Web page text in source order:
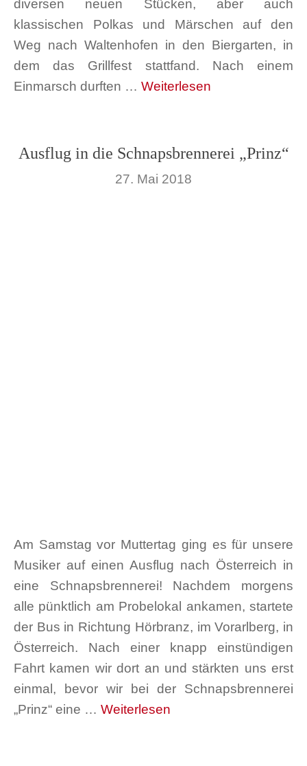
diversen neuen Stücken, aber auch
klassischen Polkas und Märschen auf den
Weg nach Waltenhofen in den Biergarten, in
dem das Grillfest stattfand. Nach einem
Einmarsch durften … Weiterlesen
Ausflug in die Schnapsbrennerei „Prinz“
27. Mai 2018
Am Samstag vor Muttertag ging es für unsere
Musiker auf einen Ausflug nach Österreich in
eine Schnapsbrennerei! Nachdem morgens
alle pünktlich am Probelokal ankamen, startete
der Bus in Richtung Hörbranz, im Vorarlberg, in
Österreich. Nach einer knapp einstündigen
Fahrt kamen wir dort an und stärkten uns erst
einmal, bevor wir bei der Schnapsbrennerei
„Prinz“ eine … Weiterlesen